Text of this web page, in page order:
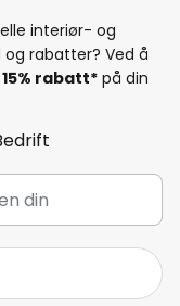
interiør- og
rabatter? Ved å
15% rabatt* på din